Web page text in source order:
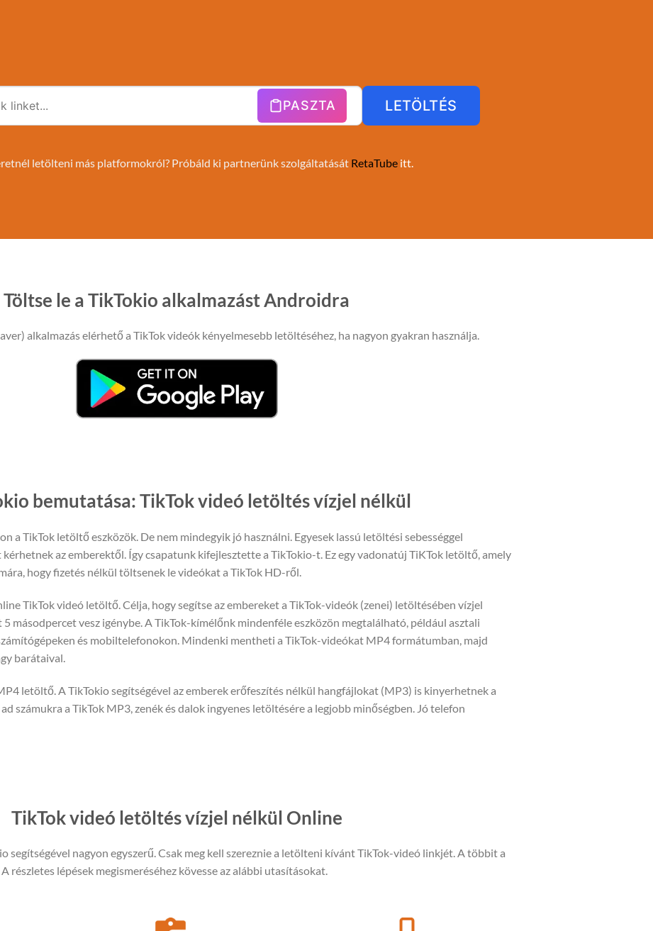
PASZTA LETÖLTÉS
letölteni más platformokról? Próbáld ki partnerünk szolgáltatását RetaTube itt.
Töltse le a TikTokio alkalmazást Androidra
alkalmazás elérhető a TikTok videók kényelmesebb letöltéséhez, ha nagyon gyakran használja.
bemutatása: TikTok videó letöltés vízjel nélkül
a TikTok letöltő eszközök. De nem mindegyik jó használni. Egyesek lassú letöltési sebességgel
az emberektől. Így csapatunk kifejlesztette a TikTokio-t. Ez egy vadonatúj TiKTok letöltő, amely
hogy fizetés nélkül töltsenek le videókat a TikTok HD-ről.
TikTok videó letöltő. Célja, hogy segítse az embereket a TikTok-videók (zenei) letöltésében vízjel
másodpercet vesz igénybe. A TikTok-kímélőnk mindenféle eszközön megtalálható, például asztali
és mobiltelefonokon. Mindenki mentheti a TikTok-videókat MP4 formátumban, majd
barátaival.
letöltő. A TikTokio segítségével az emberek erőfeszítés nélkül hangfájlokat (MP3) is kinyerhetnek a
számukra a TikTok MP3, zenék és dalok ingyenes letöltésére a legjobb minőségben. Jó telefon
TikTok videó letöltés vízjel nélkül Online
segítségével nagyon egyszerű. Csak meg kell szereznie a letölteni kívánt TikTok-videó linkjét. A többit a
részletes lépések megismeréséhez kövesse az alábbi utasításokat.